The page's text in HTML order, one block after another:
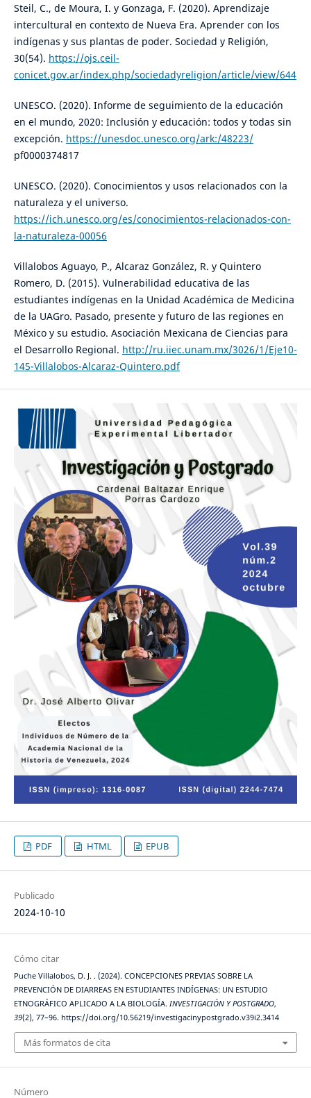
Steil, C., de Moura, I. y Gonzaga, F. (2020). Aprendizaje
intercultural en contexto de Nueva Era. Aprender con los
indígenas y sus plantas de poder. Sociedad y Religión,
30(54). https://ojs.ceil-
conicet.gov.ar/index.php/sociedadyreligion/article/view/644
UNESCO. (2020). Informe de seguimiento de la educación
en el mundo, 2020: Inclusión y educación: todos y todas sin
excepción. https://unesdoc.unesco.org/ark:/48223/
pf0000374817
UNESCO. (2020). Conocimientos y usos relacionados con la
naturaleza y el universo.
https://ich.unesco.org/es/conocimientos-relacionados-con-
la-naturaleza-00056
Villalobos Aguayo, P., Alcaraz González, R. y Quintero
Romero, D. (2015). Vulnerabilidad educativa de las
estudiantes indígenas en la Unidad Académica de Medicina
de la UAGro. Pasado, presente y futuro de las regiones en
México y su estudio. Asociación Mexicana de Ciencias para
el Desarrollo Regional. http://ru.iiec.unam.mx/3026/1/Eje10-
145-Villalobos-Alcaraz-Quintero.pdf
PDF HTML EPUB
Publicado
2024-10-10
Cómo citar
Puche Villalobos, D. J. . (2024). CONCEPCIONES PREVIAS SOBRE LA
PREVENCIÓN DE DIARREAS EN ESTUDIANTES INDÍGENAS: UN ESTUDIO
ETNOGRÁFICO APLICADO A LA BIOLOGÍA. INVESTIGACIÓN Y POSTGRADO,
39(2), 77–96. https://doi.org/10.56219/investigacinypostgrado.v39i2.3414
Más formatos de cita
Número